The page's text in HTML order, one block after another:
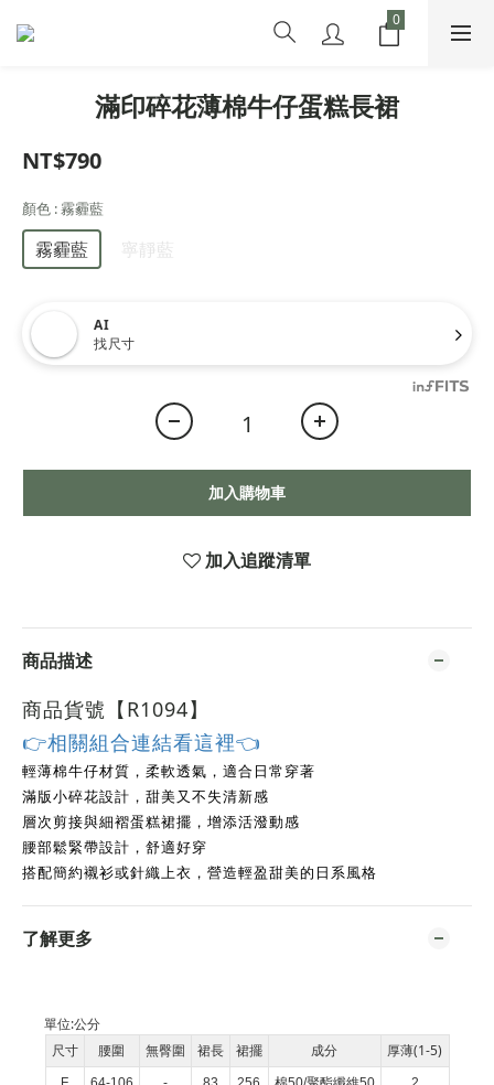
滿印碎花薄棉牛仔蛋糕長裙
NT$790
顏色 : 霧霾藍
霧霾藍 寧靜藍
AI
找尺寸
加入購物車
加入追蹤清單
商品描述
商品貨號【R1094】
👉相關組合連結看這裡👈
輕薄棉牛仔材質，柔軟透氣，適合日常穿著
滿版小碎花設計，甜美又不失清新感
層次剪接與細褶蛋糕裙擺，增添活潑動感
腰部鬆緊帶設計，舒適好穿
搭配簡約襯衫或針織上衣，營造輕盈甜美的日系風格
了解更多
單位:公分
尺寸
腰圍 無臀圍 裙長 裙擺 成分 厚薄(1-5)